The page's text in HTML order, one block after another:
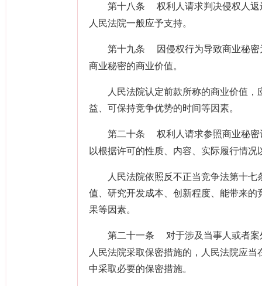
第十八条
权利人请求判决侵权人
人民法院一般应予支持。
第十九条
因侵权行为导致商业秘
商业秘密的商业价值。
人民法院认定前款所称的商业价值，
益、可保持竞争优势的时间等因素。
第二十条
权利人请求参照商业秘
以根据许可的性质、内容、实际履行情
人民法院依照反不正当竞争法第十七
值、研究开发成本、创新程度、能带来
果等因素。
第二十一条
对于涉及当事人或者
人民法院采取保密措施的，人民法院应
中采取必要的保密措施。